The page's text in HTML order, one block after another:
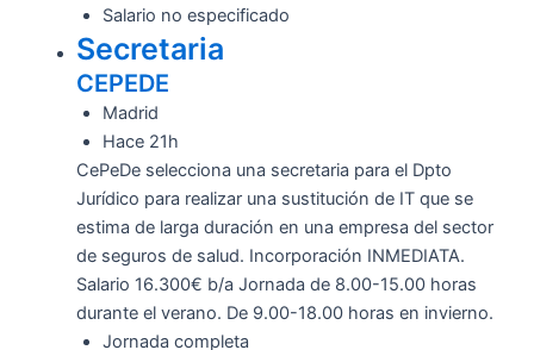
Salario no especificado
Secretaria
CEPEDE
Madrid
Hace 21h
CePeDe selecciona una secretaria para el Dpto
Jurídico para realizar una sustitución de IT que se
estima de larga duración en una empresa del sector
de seguros de salud. Incorporación INMEDIATA.
Salario 16.300€ b/a Jornada de 8.00-15.00 horas
durante el verano. De 9.00-18.00 horas en invierno.
Jornada completa